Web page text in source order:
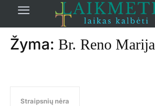
žymos Br. Reno Marija
Žyma: Br. Reno Marija
Straipsnių nėra